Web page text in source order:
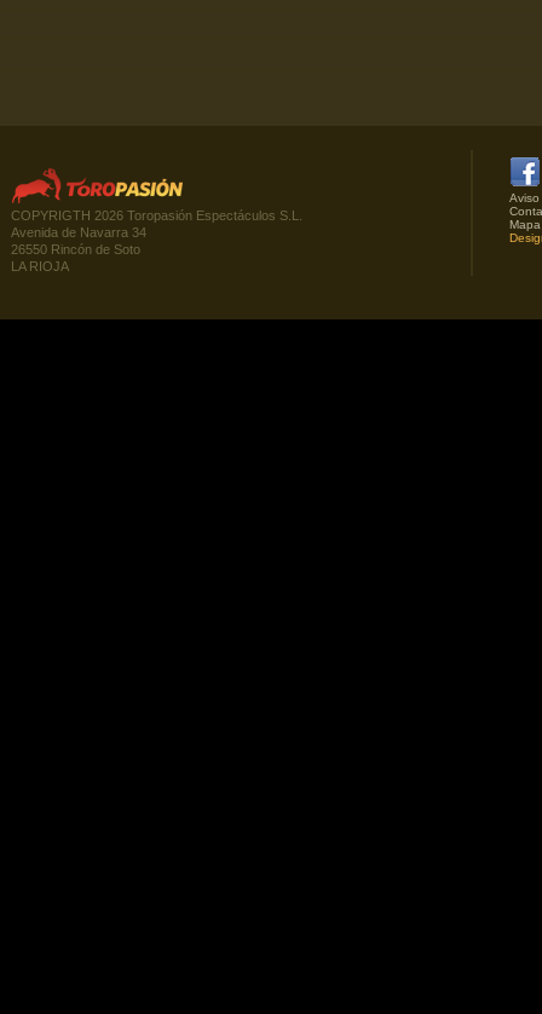
COPYRIGTH 2026 Toropasión Espectáculos S.L.
Avenida de Navarra 34
26550 Rincón de Soto
LA RIOJA